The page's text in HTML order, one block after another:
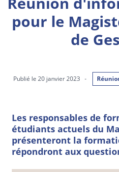
pour le
de
Publié le 20 janvier 2023 -
Les responsables de
étudiants actuels du
présenteront la
répondront aux